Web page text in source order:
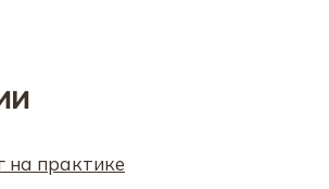
на практике